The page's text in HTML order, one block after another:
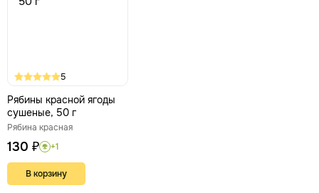
5
Рябины красной ягоды
сушеные, 50 г
Рябина красная
130 ₽ +1
В корзину